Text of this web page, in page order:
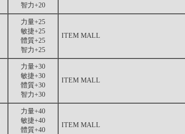
智力+20
力量+25
敏捷+25
體質+25
智力+25
ITEM MALL
力量+30
敏捷+30
體質+30
智力+30
ITEM MALL
力量+40
敏捷+40
體質+40
ITEM MALL